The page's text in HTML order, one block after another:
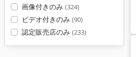
画像付きのみ (324)
ビデオ付きのみ (90)
認定販売店のみ (233)